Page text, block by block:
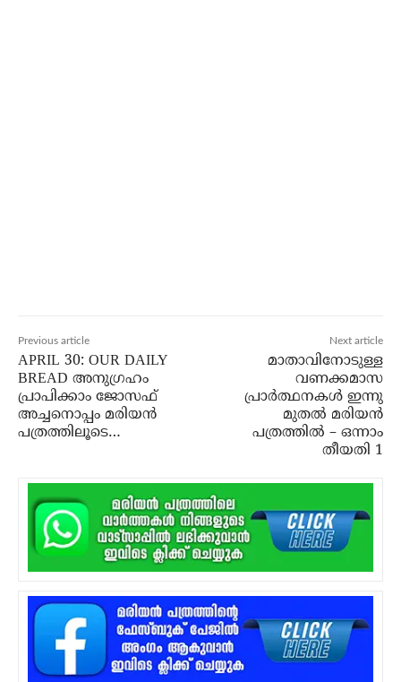
Previous article
APRIL 30: OUR DAILY
BREAD അനുഗ്രഹം
പ്രാപിക്കാം ജോസഫ്
അച്ചനൊപ്പം മരിയൻ
പത്രത്തിലൂടെ…
Next article
മാതാവിനോടുള്ള
വണക്കമാസ
പ്രാര്‍ത്ഥനകള്‍ ഇന്നു
മുതല്‍ മരിയന്‍
പത്രത്തില്‍ – ഒന്നാം
തീയതി 1